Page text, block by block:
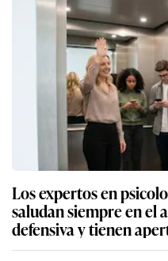
Los expertos en
saludan siempre en el
defensiva y tienen